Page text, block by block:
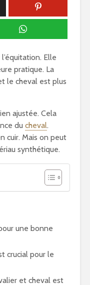
Elle
pratique. La
le cheval est plus
ajustée. Cela
du cheval.
cuir. Mais on peut
synthétique.
une bonne
crucial pour le
et cheval est